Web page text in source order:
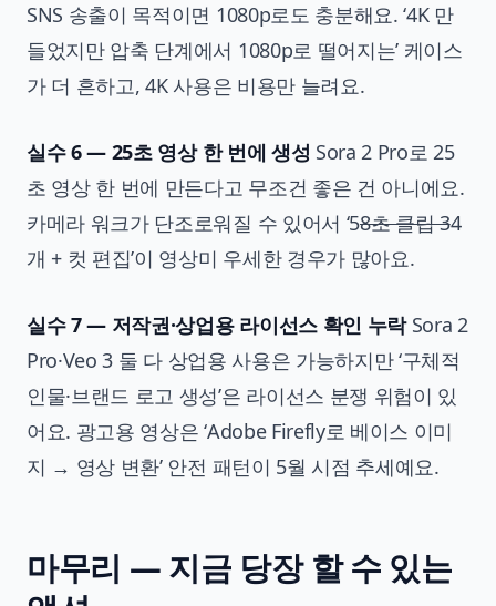
SNS 송출이 목적이면 1080p로도 충분해요. ‘4K 만
들었지만 압축 단계에서 1080p로 떨어지는’ 케이스
가 더 흔하고, 4K 사용은 비용만 늘려요.
실수 6 — 25초 영상 한 번에 생성 Sora 2 Pro로 25
초 영상 한 번에 만든다고 무조건 좋은 건 아니에요.
카메라 워크가 단조로워질 수 있어서 ‘58초 클립 34
개 + 컷 편집’이 영상미 우세한 경우가 많아요.
실수 7 — 저작권·상업용 라이선스 확인 누락Sora 2
Pro·Veo 3 둘 다 상업용 사용은 가능하지만 ‘구체적
인물·브랜드 로고 생성’은 라이선스 분쟁 위험이 있
어요. 광고용 영상은 ‘Adobe Firefly로 베이스 이미
지 → 영상 변환’ 안전 패턴이 5월 시점 추세예요.
마무리 — 지금 당장 할 수 있는